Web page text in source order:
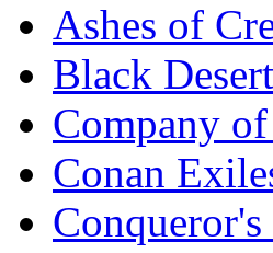
Ashes of
Black Desert
Company
Conan